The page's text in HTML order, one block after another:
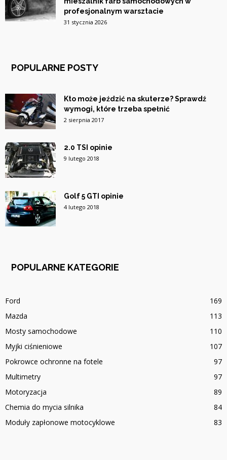
profesjonalnym warsztacie
31 stycznia 2026
POPULARNE POSTY
Kto może jeździć na skuterze? Sprawdź
wymogi, które trzeba spełnić
2 sierpnia 2017
2.0 TSI opinie
9 lutego 2018
Golf 5 GTI opinie
4 lutego 2018
POPULARNE KATEGORIE
Ford
169
Mazda
113
Mosty samochodowe
110
Myjki ciśnieniowe
107
Pokrowce ochronne na fotele
97
Multimetry
97
Motoryzacja
89
Chemia do mycia silnika
84
Moduły zapłonowe motocyklowe
83